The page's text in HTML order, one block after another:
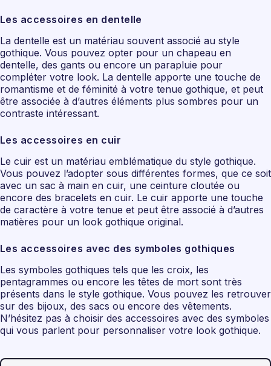
Les accessoires en dentelle
La dentelle est un matériau souvent associé au style
gothique. Vous pouvez opter pour un chapeau en
dentelle, des gants ou encore un parapluie pour
compléter votre look. La dentelle apporte une touche de
romantisme et de féminité à votre tenue gothique, et peut
être associée à d’autres éléments plus sombres pour un
contraste intéressant.
Les accessoires en cuir
Le cuir est un matériau emblématique du style gothique.
Vous pouvez l’adopter sous différentes formes, que ce soit
avec un sac à main en cuir, une ceinture cloutée ou
encore des bracelets en cuir. Le cuir apporte une touche
de caractère à votre tenue et peut être associé à d’autres
matières pour un look gothique original.
Les accessoires avec des symboles gothiques
Les symboles gothiques tels que les croix, les
pentagrammes ou encore les têtes de mort sont très
présents dans le style gothique. Vous pouvez les retrouver
sur des bijoux, des sacs ou encore des vêtements.
N’hésitez pas à choisir des accessoires avec des symboles
qui vous parlent pour personnaliser votre look gothique.